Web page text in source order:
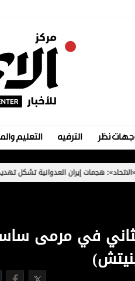
نظر الترفيه التعليم
إيران العدوانية تشكل تهديداً متزايداً
في مرمى